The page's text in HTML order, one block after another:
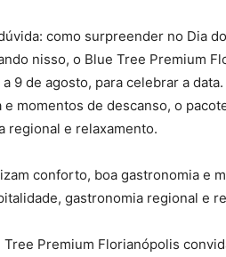
como surpreender no Dia
nisso, o Blue Tree Premium
9 de agosto, para celebrar a
momentos de descanso, o
regional e relaxamento.
conforto, boa gastronomia e
gastronomia regional e
Tree Premium Florianópolis